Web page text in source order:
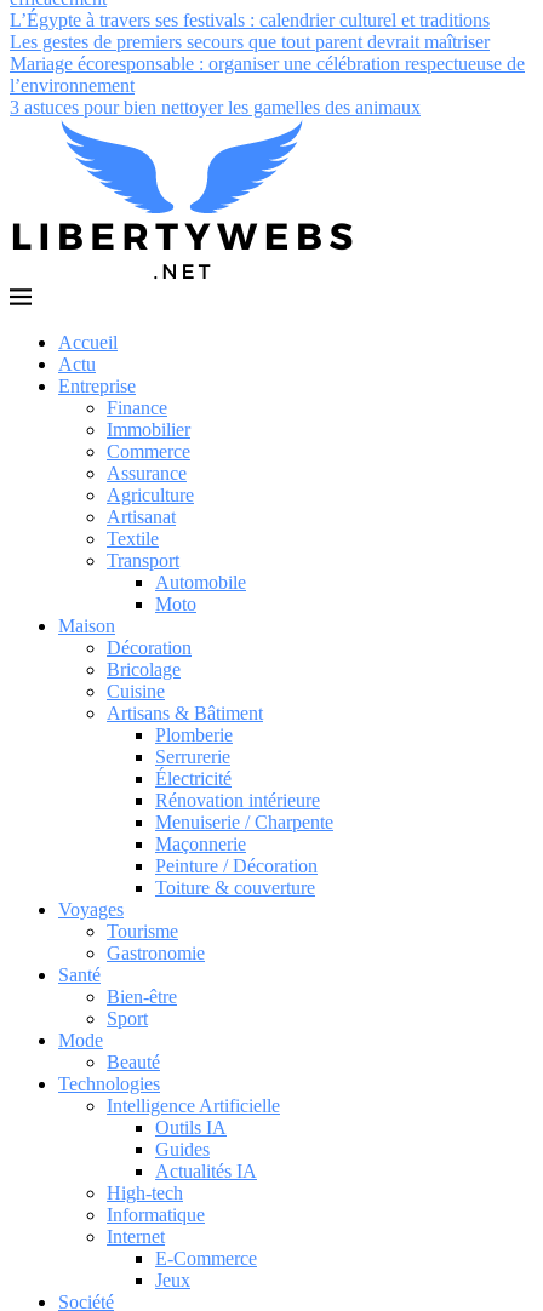
L’Égypte à travers ses festivals : calendrier culturel et traditions
Les gestes de premiers secours que tout parent devrait maîtriser
Mariage écoresponsable : organiser une célébration respectueuse de
l’environnement
3 astuces pour bien nettoyer les gamelles des animaux
Accueil
Actu
Entreprise
Finance
Immobilier
Commerce
Assurance
Agriculture
Artisanat
Textile
Transport
Automobile
Moto
Maison
Décoration
Bricolage
Cuisine
Artisans & Bâtiment
Plomberie
Serrurerie
Électricité
Rénovation intérieure
Menuiserie / Charpente
Maçonnerie
Peinture / Décoration
Toiture & couverture
Voyages
Tourisme
Gastronomie
Santé
Bien-être
Sport
Mode
Beauté
Technologies
Intelligence Artificielle
Outils IA
Guides
Actualités IA
High-tech
Informatique
Internet
E-Commerce
Jeux
Société